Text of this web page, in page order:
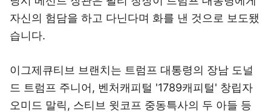
자신의 험담을 하고 다닌다며 화를 낸 것으로 보도됐
습니다.
이그제큐티브 브랜치는 트럼프 대통령의 장남 도널
드 트럼프 주니어, 벤처캐피털 '1789캐피털' 창립자
오미드 말릭, 스티브 윗코프 중동특사의 두 아들 등